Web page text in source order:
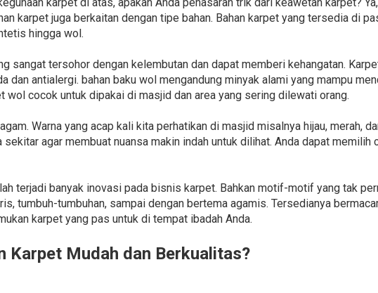
karpet di atas, apakah Anda penasaran trik dari keawetan karpet?
karpet juga berkaitan dengan tipe bahan. Bahan karpet yang tersedia di
hingga wol.
sangat tersohor dengan kelembutan dan dapat memberi kehangatan.
dan antialergi. bahan baku wol mengandung minyak alami yang mampu
wol cocok untuk dipakai di masjid dan area yang sering dilewati orang.
Warna yang acap kali kita perhatikan di masjid misalnya hijau, merah,
agar membuat nuansa makin indah untuk dilihat. Anda dapat
terjadi banyak inovasi pada bisnis karpet. Bahkan motif-motif yang tak
tumbuh-tumbuhan, sampai dengan bertema agamis. Tersedianya
karpet yang pas untuk di tempat ibadah Anda.
Karpet Mudah dan Berkualitas?